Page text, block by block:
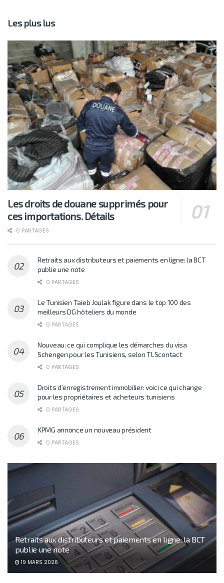
Les plus lus
Les droits de douane supprimés pour
ces importations. Détails
0 PARTAGES
Retraits aux distributeurs et paiements en ligne: la BCT
publie une note
0 PARTAGES
Le Tunisien Taieb Joulak figure dans le top 100 des
meilleurs DG hôteliers du monde
0 PARTAGES
Nouveau: ce qui complique les démarches du visa
Schengen pour les Tunisiens, selon TLScontact
0 PARTAGES
Droits d’enregistrement immobilier: voici ce qui change
pour les propriétaires et acheteurs tunisiens
0 PARTAGES
KPMG annonce un nouveau président
0 PARTAGES
Retraits aux distributeurs et paiements en ligne: la BCT
publie une note
19 MARS 2026